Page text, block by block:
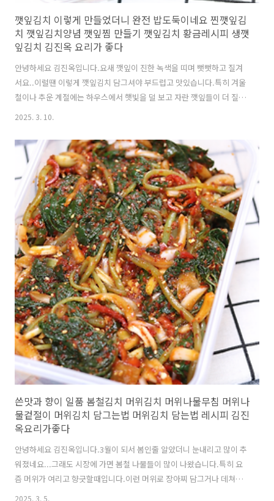
깻잎김치 이렇게 만들었더니 완전 밥도둑이네요 찐깻잎김
치 깻잎김치양념 깻잎찜 만들기 깻잎김치 황금레시피 생깻
잎김치 김진옥 요리가 좋다
안녕하세요 김진옥입니다.요새 깻잎이 진한 녹색을 띠며 뻣뻣하고 질겨
서요..이럴땐 이렇게 깻잎김치 담그셔야 부드럽고 맛있습니다.특히 겨울
철이나 추운 계절에는 하우스에서 햇빛을 덜 보고 자란 깻잎들이 더 질기
고 뻣뻣합니다.5월부터는 연한 깻잎이 나오는데요..그때까지는 이 방법
어진답니다. https://youtu.be/SpuK_FVGjN8?
si=bSd42mi9tTAA7dFx말로하는 자세한 레시피는 위 영상을 클릭하세
요!!! 재료:깻잎70장(깻잎크기가 작을때는 80장). 양파반개.다진파6T.
홍고추1개(생략가능).청양고추2개.갈은깨1T반.다진마늘1T.물100ml.
간장4T.멸치액젓3T.매실청3T(또는 올리고당).고춧가루3T**밥숟가락
계량입니다...
2025. 3. 10.
쓴맛과 향이 일품 봄철김치 머위김치 머위나물무침 머위나
물겉절이 머위김치 담그는법 머위김치 담는법 레시피 김진
옥요리가좋다
안녕하세요 김진옥입니다.3월이 되서 봄인줄 알았더니 눈내리고 많이 추
워졌네요...그래도 시장에 가면 봄철 나물들이 많이 나왔습니다.특히 요
즘 머위가 여리고 향긋할때입니다.이런 머위로 장아찌 담그거나 데쳐서
된장,고추장에 무침을 해도 맛있는데요..오늘은 깻잎김치처럼...또는 고
2025. 3. 5.